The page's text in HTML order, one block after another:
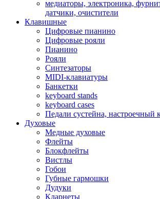
медиаторы, электроника,
датчики, очистители
Клавишные
Цифровые пианино
Цифровые рояли
Пианино
Рояли
Синтезаторы
MIDI-клавиатуры
Банкетки
keyboard stands
keyboard cases
Педали сустейна, настроечный
Духовые
Медные духовые
Флейты
Блокфлейты
Вистлы
Гобои
Губные гармошки
Дудуки
Кларнеты